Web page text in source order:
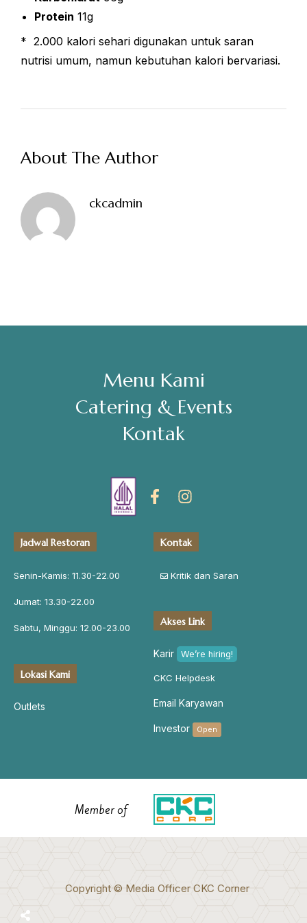
Protein 11g
* 2.000 kalori sehari digunakan untuk saran
nutrisi umum, namun kebutuhan kalori bervariasi.
About The Author
ckcadmin
Menu Kami
Catering & Events
Kontak
Jadwal Restoran
Senin-Kamis: 11.30-22.00
Jumat: 13.30-22.00
Sabtu, Minggu: 12.00-23.00
Lokasi Kami
Outlets
Kontak
Kritik dan Saran
Akses Link
Karir We’re hiring!
CKC Helpdesk
Email Karyawan
Investor Open
Member of
Copyright © Media Officer CKC Corner
Address